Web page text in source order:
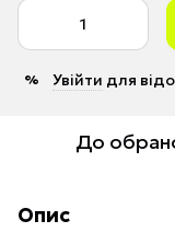
% Увійти для
До
Опис